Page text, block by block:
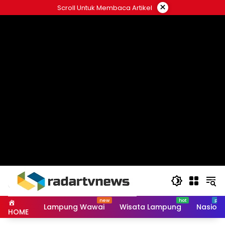
to
Scroll Untuk Membaca Artikel ×
HOME Lampung Wawai Wisata Lampung